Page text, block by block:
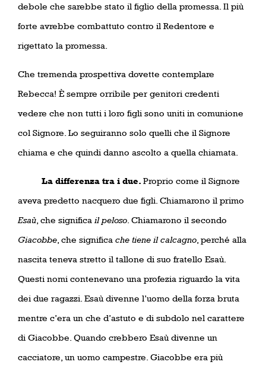
debole che sarebbe stato il figlio della promessa. Il più
forte avrebbe combattuto contro il Redentore e
rigettato la promessa.
Che tremenda prospettiva dovette contemplare
Rebecca! È sempre orribile per genitori credenti
vedere che non tutti i loro figli sono uniti in comunione
col Signore. Lo seguiranno solo quelli che il Signore
chiama e che quindi danno ascolto a quella chiamata.
La differenza tra i due. Proprio come il Signore
aveva predetto nacquero due figli. Chiamarono il primo
Esaù , che significa il peloso . Chiamarono il secondo
Giacobbe , che significa che tiene il calcagno , perché alla
nascita teneva stretto il tallone di suo fratello Esaù.
Questi nomi contenevano una profezia riguardo la vita
dei due ragazzi. Esaù divenne l’uomo della forza bruta
mentre c’era un che d’astuto e di subdolo nel carattere
di Giacobbe. Quando crebbero Esaù divenne un
cacciatore, un uomo campestre. Giacobbe era più